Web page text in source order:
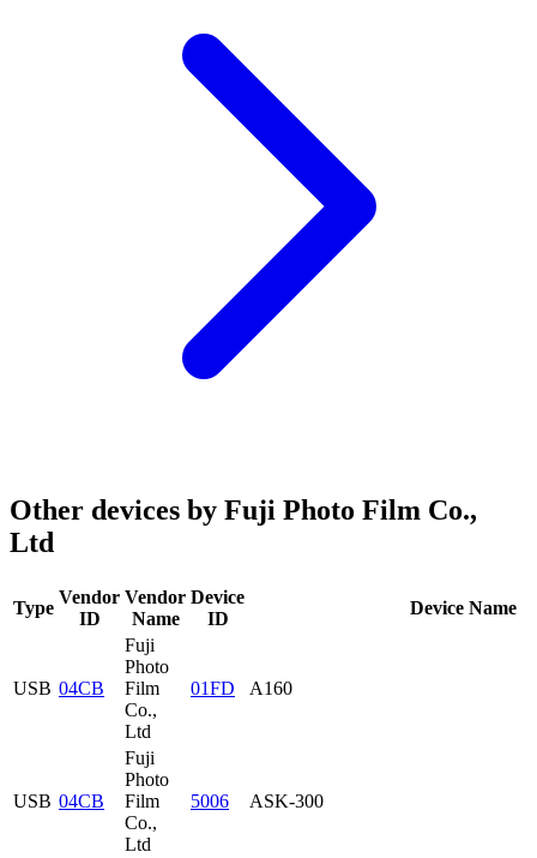
Other devices by Fuji Photo Film Co.,
Ltd
Type
Vendor
ID
Vendor
Name
Device
ID
Device Name
USB 04CB
Fuji
Photo
Film
Co.,
Ltd
01FD A160
USB 04CB
Fuji
Photo
Film
Co.,
Ltd
5006 ASK-300